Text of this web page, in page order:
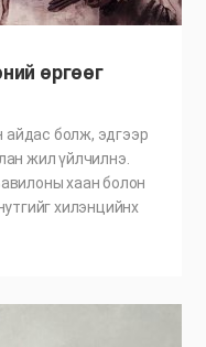
өргөөг
айдас болж, эдгээр
жил үйлчилнэ.
хаан болон
хилэнцийнх